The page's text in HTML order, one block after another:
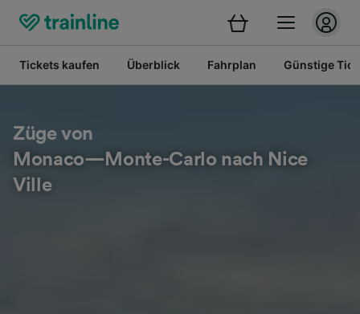
Tickets kaufen Überblick Fahrplan Günstige
Züge von
Monaco—Monte-Carlo nach Nice
Ville